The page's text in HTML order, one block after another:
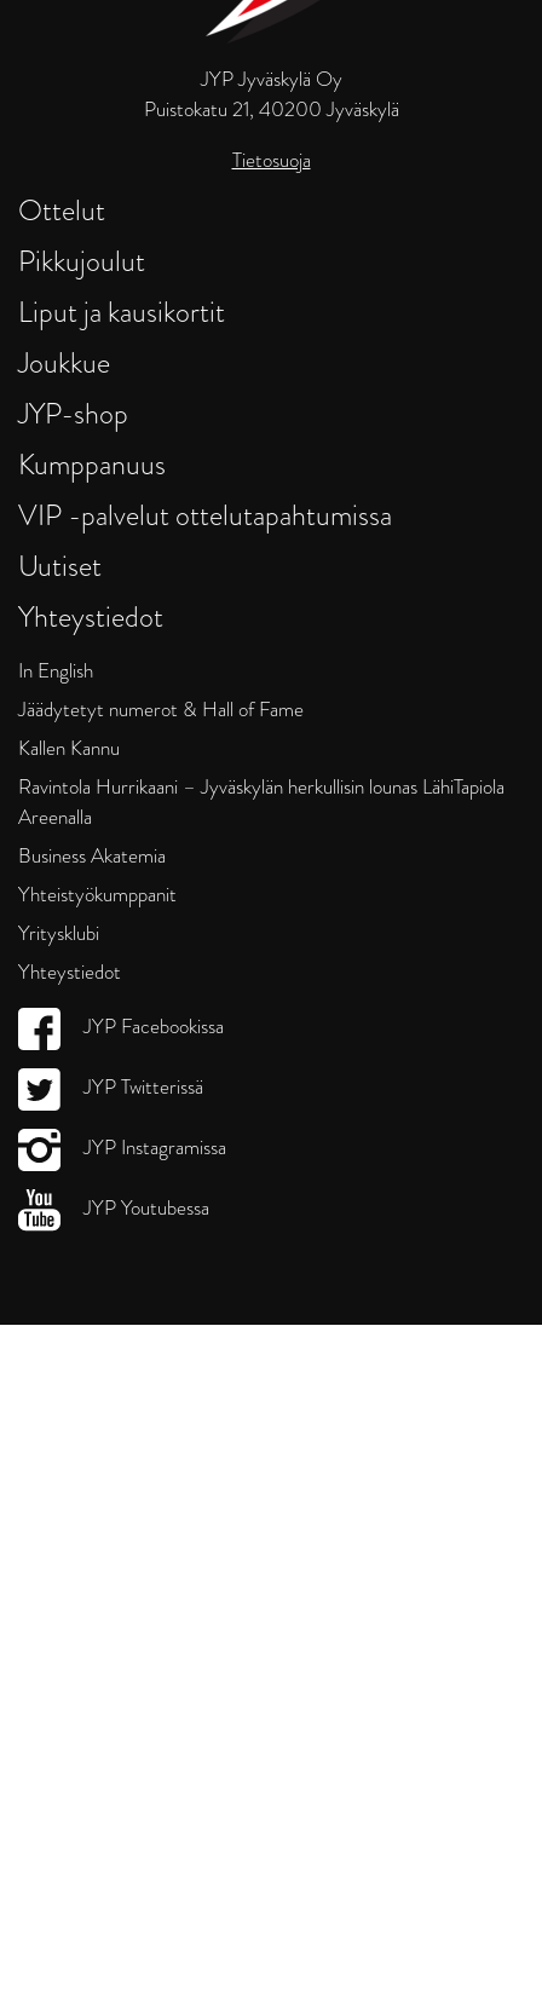
JYP Jyväskylä Oy
Puistokatu 21, 40200 Jyväskylä
Tietosuoja
Ottelut
Pikkujoulut
Liput ja kausikortit
Joukkue
JYP-shop
Kumppanuus
VIP -palvelut ottelutapahtumissa
Uutiset
Yhteystiedot
In English
Jäädytetyt numerot & Hall of Fame
Kallen Kannu
Ravintola Hurrikaani – Jyväskylän herkullisin lounas LähiTapiola
Areenalla
Business Akatemia
Yhteistyökumppanit
Yritysklubi
Yhteystiedot
JYP Facebookissa
JYP Twitterissä
JYP Instagramissa
JYP Youtubessa